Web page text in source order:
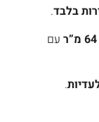
.
עם
.